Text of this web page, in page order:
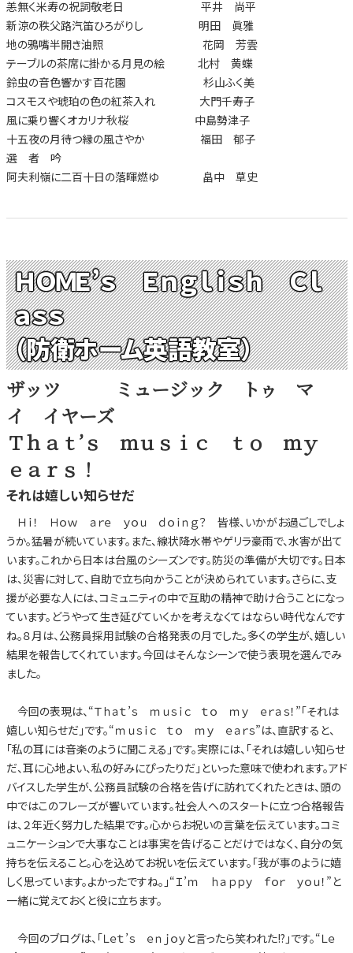
恙無く米寿の祝詞敬老日 平井 尚平
新涼の秩父路汽笛ひろがりし 明田 眞雅
地の鴉嘴半開き油照 花岡 芳雲
テーブルの茶席に掛かる月見の絵 北村 黄蝶
鈴虫の音色響かす百花園 杉山ふく美
コスモスや琥珀の色の紅茶入れ 大門千寿子
風に乗り響くオカリナ秋桜 中島勢津子
十五夜の月待つ縁の風さやか 福田 郁子
選 者 吟
阿夫利嶺に二百十日の落暉燃ゆ 畠中 草史
ＨＯＭＥ’ｓ Ｅｎｇｌｉｓｈ Ｃｌ
ａｓｓ
（防衛ホーム英語教室）
ザッツ ミュージック トゥ マ
イ イヤーズ
Ｔｈａｔ’ｓ ｍｕｓｉｃ ｔｏ ｍｙ
ｅａｒｓ！
それは嬉しい知らせだ
Ｈｉ！ Ｈｏｗ ａｒｅ ｙｏｕ ｄｏｉｎｇ？ 皆様、いかがお過ごしでしょ
うか。猛暑が続いています。また、線状降水帯やゲリラ豪雨で、水害が出て
います。これから日本は台風のシーズンです。防災の準備が大切です。日本
は、災害に対して、自助で立ち向かうことが決められています。さらに、支
援が必要な人には、コミュニティの中で互助の精神で助け合うことになっ
ています。どうやって生き延びていくかを考えなくてはならい時代なんです
ね。８月は、公務員採用試験の合格発表の月でした。多くの学生が、嬉しい
結果を報告してくれています。今回はそんなシーンで使う表現を選んでみ
ました。
今回の表現は、“Ｔｈａｔ’ｓ ｍｕｓｉｃ ｔｏ ｍｙ ｅｒａｓ！”「それは
嬉しい知らせだ」です。“ｍｕｓｉｃ ｔｏ ｍｙ ｅａｒｓ”は、直訳すると、
「私の耳には音楽のように聞こえる」です。実際には、「それは嬉しい知らせ
だ、耳に心地よい、私の好みにぴったりだ」といった意味で使われます。アド
バイスした学生が、公務員試験の合格を告げに訪れてくれたときは、頭の
中ではこのフレーズが響いています。社会人へのスタートに立つ合格報告
は、２年近く努力した結果です。心からお祝いの言葉を伝えています。コミ
ュニケーションで大事なことは事実を告げることだけではなく、自分の気
持ちを伝えること。心を込めてお祝いを伝えています。「我が事のように嬉
しく思っています。よかったですね。」“Ｉ’ｍ ｈａｐｐｙ ｆｏｒ ｙｏｕ！”と
一緒に覚えておくと役に立ちます。
今回のブログは、「Ｌｅｔ’ｓ ｅｎｊｏｙと言ったら笑われた!?」です。“Ｌｅ